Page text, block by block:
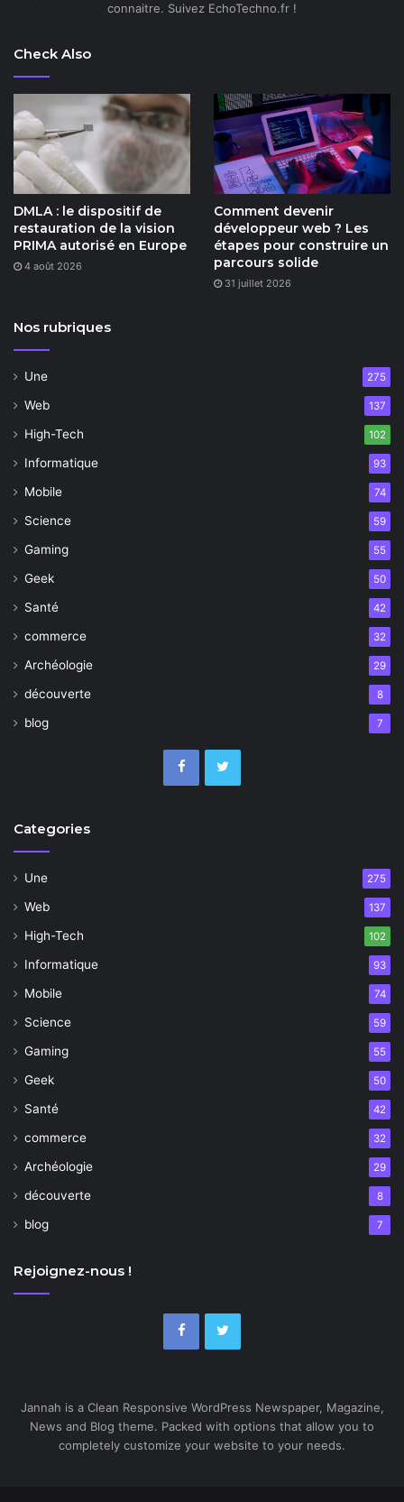
connaitre. Suivez EchoTechno.fr !
Check Also
DMLA : le dispositif de
restauration de la vision
PRIMA autorisé en Europe
4 août 2026
Comment devenir
développeur web ? Les
étapes pour construire un
parcours solide
31 juillet 2026
Nos rubriques
Une 275
Web 137
High-Tech 102
Informatique 93
Mobile 74
Science 59
Gaming 55
Geek 50
Santé 42
commerce 32
Archéologie 29
découverte 8
blog 7
Categories
Une 275
Web 137
High-Tech 102
Informatique 93
Mobile 74
Science 59
Gaming 55
Geek 50
Santé 42
commerce 32
Archéologie 29
découverte 8
blog 7
Rejoignez-nous !
Jannah is a Clean Responsive WordPress Newspaper, Magazine,
News and Blog theme. Packed with options that allow you to
completely customize your website to your needs.